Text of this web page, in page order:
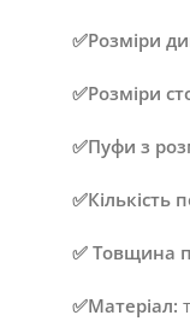
✅Розміри
✅Розміри
✅Пуфи з
✅Кількість
✅ Товщина
✅Матеріал: